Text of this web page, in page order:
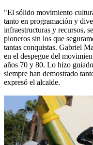
"El sólido movimiento
tanto en programación y
infraestructuras y recursos,
pioneros sin los que
tantas conquistas. Gabriel
en el despegue del
años 70 y 80. Lo hizo
siempre han demostrado
expresó el alcalde.